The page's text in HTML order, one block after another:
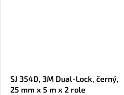
SJ 354D, 3M Dual-Lock, černý,
25 mm x 5 m x 2 role